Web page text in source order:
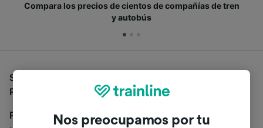
Compara los precios de cientos de compañías de tren
y autobús
Si estás buscando autobuses de Bremen Hbf a
Rostock Hbf, estás en el sitio adecuado.
Para encontrar billetes de autobús, simplemente haz
Nos preocupamos por tu